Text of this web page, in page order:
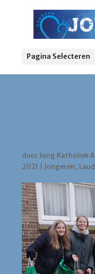
Pagina Selecteren
door Jong Katholiek
2021
Jongeren,